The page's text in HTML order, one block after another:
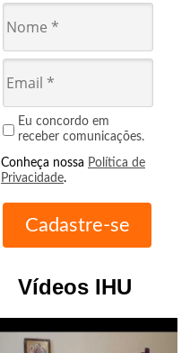
Eu concordo em
receber comunicações.
Conheça nossa Política de
Privacidade.
Vídeos IHU